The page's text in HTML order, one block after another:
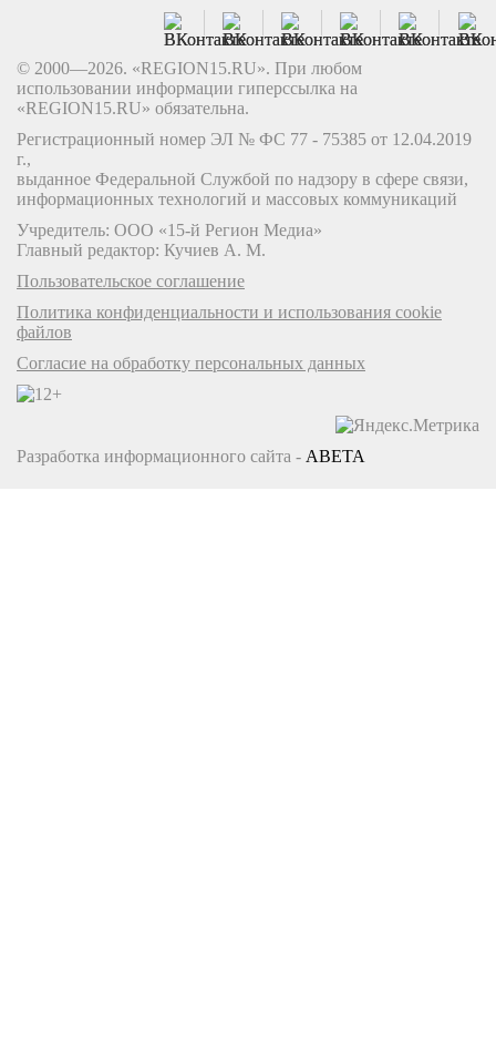
© 2000—2026. «REGION15.RU». При любом
использовании информации гиперссылка на
«REGION15.RU» обязательна.
Регистрационный номер ЭЛ № ФС 77 - 75385 от 12.04.2019
г.,
выданное Федеральной Службой по надзору в сфере связи,
информационных технологий и массовых коммуникаций
Учредитель: ООО «15-й Регион Медиа»
Главный редактор: Кучиев А. М.
Пользовательское соглашение
Политика конфиденциальности и использования cookie
файлов
Согласие на обработку персональных данных
Разработка информационного сайта - ABETA